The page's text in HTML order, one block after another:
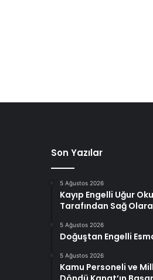
Son Yazılar
5 Ağustos 2026
Kayıp Engelli Uğur
Tarafından Sağ
5 Ağustos 2026
Doğuştan Engelli
5 Ağustos 2026
Kamu Personeli ve